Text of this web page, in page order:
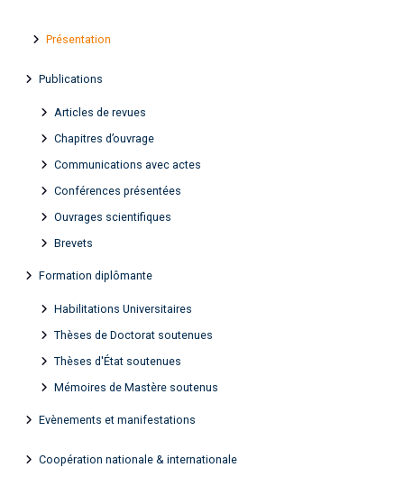
Présentation
Publications
Articles de revues
Chapitres d’ouvrage
Communications avec actes
Conférences présentées
Ouvrages scientifiques
Brevets
Formation diplômante
Habilitations Universitaires
Thèses de Doctorat soutenues
Thèses d'État soutenues
Mémoires de Mastère soutenus
Evènements et manifestations
Coopération nationale & internationale